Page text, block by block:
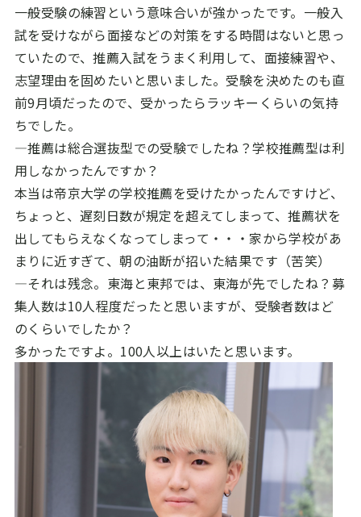
一般受験の練習という意味合いが強かったです。一般入
試を受けながら面接などの対策をする時間はないと思っ
ていたので、推薦入試をうまく利用して、面接練習や、
志望理由を固めたいと思いました。受験を決めたのも直
前9月頃だったので、受かったらラッキーくらいの気持
ちでした。
―推薦は総合選抜型での受験でしたね？学校推薦型は利
用しなかったんですか？
本当は帝京大学の学校推薦を受けたかったんですけど、
ちょっと、遅刻日数が規定を超えてしまって、推薦状を
出してもらえなくなってしまって・・・家から学校があ
まりに近すぎて、朝の油断が招いた結果です（苦笑）
―それは残念。東海と東邦では、東海が先でしたね？募
集人数は10人程度だったと思いますが、受験者数はど
のくらいでしたか？
多かったですよ。100人以上はいたと思います。